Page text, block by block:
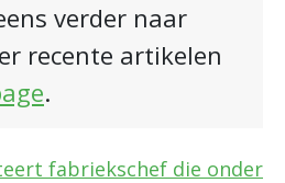
verder naar
recente artikelen
.
fabriekschef die onder